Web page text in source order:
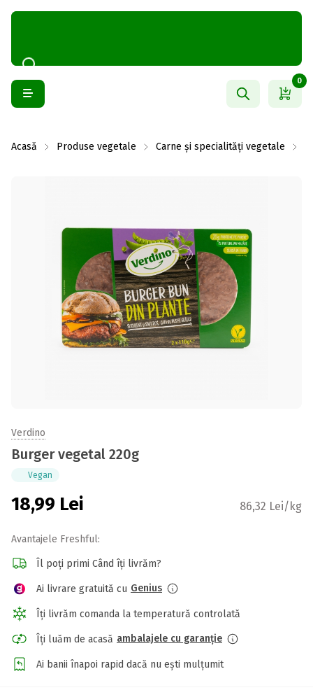
0
Acasă Produse vegetale Carne și specialități vegetale
Verdino
Burger vegetal 220g
Vegan
18,99 Lei 86,32 Lei/kg
Avantajele Freshful:
Îl poți primi Când îți livrăm?
Ai livrare gratuită cu Genius
Îți livrăm comanda la temperatură controlată
Îți luăm de acasă ambalajele cu garanție
Ai banii înapoi rapid dacă nu ești mulțumit